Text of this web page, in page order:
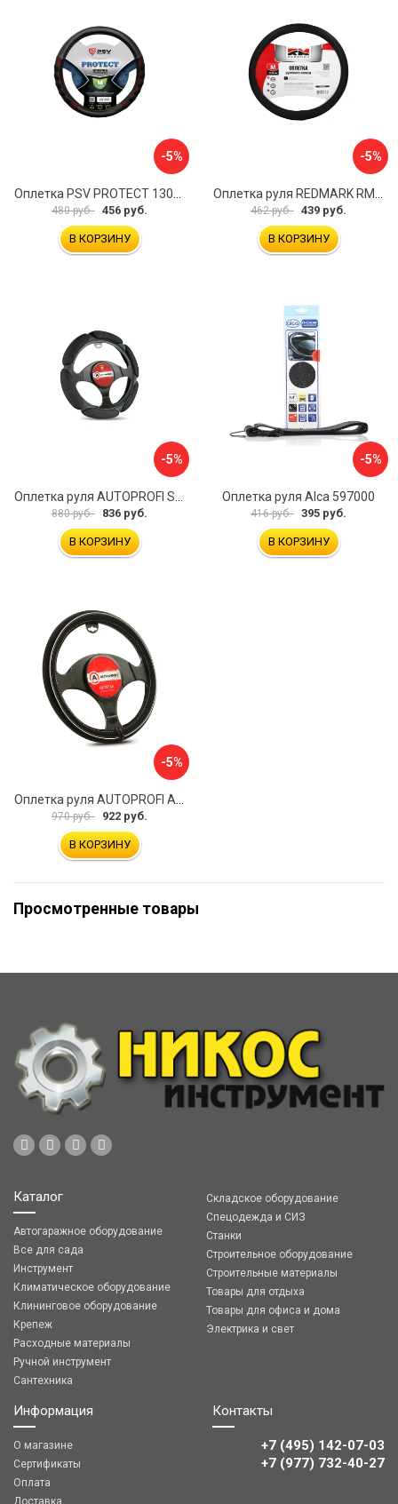
-5%
Оплетка PSV PROTECT 130503
480 руб. 456 руб.
В КОРЗИНУ
-5%
Оплетка руля REDMARK RM78002
462 руб. 439 руб.
В КОРЗИНУ
-5%
880 руб. 836 руб.
В КОРЗИНУ
-5%
Оплетка руля Alca 597000
416 руб. 395 руб.
В КОРЗИНУ
-5%
970 руб. 922 руб.
В КОРЗИНУ
Просмотренные товары
Каталог
Автогаражное оборудование
Все для сада
Инструмент
Климатическое оборудование
Клининговое оборудование
Крепеж
Расходные материалы
Ручной инструмент
Сантехника
Складское оборудование
Спецодежда и СИЗ
Станки
Строительное оборудование
Строительные материалы
Товары для отдыха
Товары для офиса и дома
Электрика и свет
Информация
О магазине
Сертификаты
Оплата
Доставка
Контакты
+7 (495) 142-07-03
‎‎+7 (977) 732-40-27